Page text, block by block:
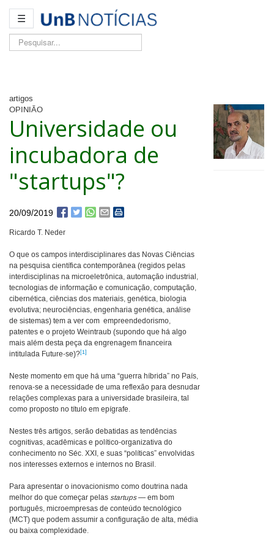
☰
Pesquisar...
artigos
OPINIÃO
Universidade ou
incubadora de
"startups"?
20/09/2019
Ricardo T. Neder
O que os campos interdisciplinares das Novas Ciências
na pesquisa científica contemporânea (regidos pelas
interdisciplinas na microeletrônica, automação industrial,
tecnologias de informação e comunicação, computação,
cibernética, ciências dos materiais, genética, biologia
evolutiva; neurociências, engenharia genética, análise
de sistemas) tem a ver com empreendedorismo,
patentes e o projeto Weintraub (supondo que há algo
mais além desta peça da engrenagem financeira
intitulada Future-se)?[1]
Neste momento em que há uma “guerra híbrida” no País,
renova-se a necessidade de uma reflexão para desnudar
relações complexas para a universidade brasileira, tal
como proposto no título em epígrafe.
Nestes três artigos, serão debatidas as tendências
cognitivas, acadêmicas e político-organizativa do
conhecimento no Séc. XXI, e suas “políticas” envolvidas
nos interesses externos e internos no Brasil.
Para apresentar o inovacionismo como doutrina nada
melhor do que começar pelas startups— em bom
português, microempresas de conteúdo tecnológico
(MCT) que podem assumir a configuração de alta, média
ou baixa complexidade.